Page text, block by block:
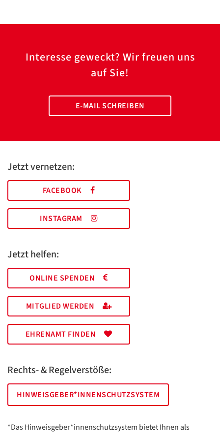
Interesse geweckt? Wir freuen uns
auf Sie!
E-MAIL SCHREIBEN
Jetzt vernetzen:
FACEBOOK
INSTAGRAM
Jetzt helfen:
ONLINE SPENDEN
MITGLIED WERDEN
EHRENAMT FINDEN
Rechts- & Regelverstöße:
HINWEISGEBER*INNENSCHUTZSYSTEM
*Das Hinweisgeber*innenschutzsystem bietet Ihnen als